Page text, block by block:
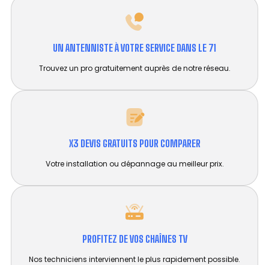
UN ANTENNISTE À VOTRE SERVICE DANS LE 71
Trouvez un pro gratuitement auprès de notre réseau.
X3 DEVIS GRATUITS POUR COMPARER
Votre installation ou dépannage au meilleur prix.
PROFITEZ DE VOS CHAÎNES TV
Nos techniciens interviennent le plus rapidement possible.